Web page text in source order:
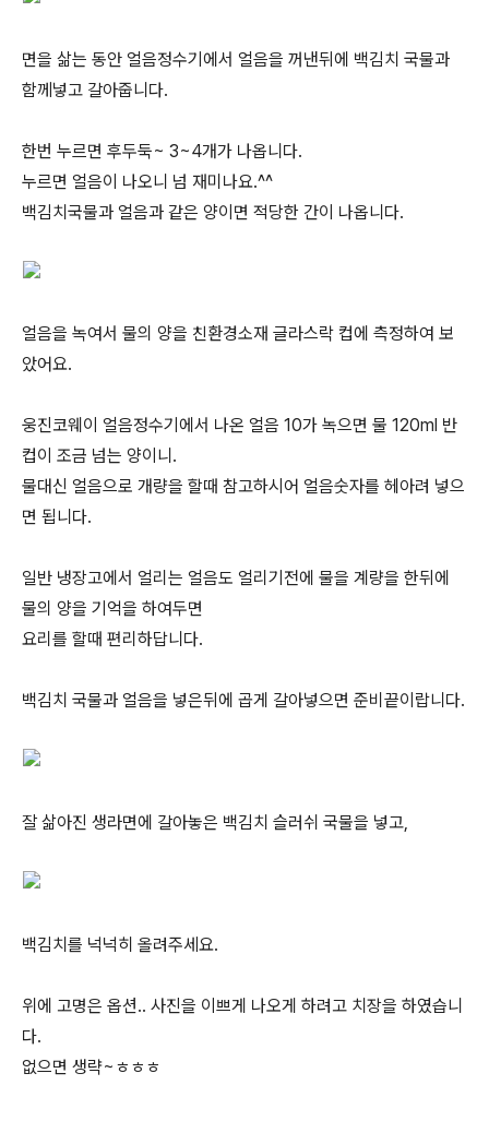
면을 삶는 동안 얼음정수기에서 얼음을 꺼낸뒤에 백김치 국물과
함께넣고 갈아줍니다.
한번 누르면 후두둑~ 3~4개가 나옵니다.
누르면 얼음이 나오니 넘 재미나요.^^
백김치국물과 얼음과 같은 양이면 적당한 간이 나옵니다.
얼음을 녹여서 물의 양을 친환경소재 글라스락 컵에 측정하여 보
았어요.
웅진코웨이 얼음정수기에서 나온 얼음 10가 녹으면 물 120ml 반
컵이 조금 넘는 양이니.
물대신 얼음으로 개량을 할때 참고하시어 얼음숫자를 헤아려 넣으
면 됩니다.
일반 냉장고에서 얼리는 얼음도 얼리기전에 물을 계량을 한뒤에
물의 양을 기억을 하여두면
요리를 할때 편리하답니다.
백김치 국물과 얼음을 넣은뒤에 곱게 갈아넣으면 준비끝이랍니다.
잘 삶아진 생라면에 갈아놓은 백김치 슬러쉬 국물을 넣고,
백김치를 넉넉히 올려주세요.
위에 고명은 옵션.. 사진을 이쁘게 나오게 하려고 치장을 하였습니
다.
없으면 생략~ㅎㅎㅎ